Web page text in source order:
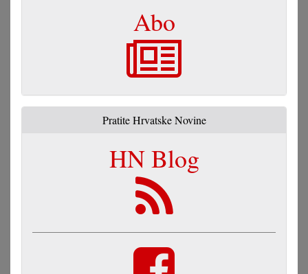
Abo
Pratite Hrvatske Novine
HN Blog